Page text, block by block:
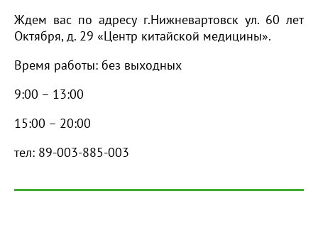
Ждем вас по адресу г.Нижневартовск ул. 60 лет
Октября, д. 29 «Центр китайской медицины».
Время работы: без выходных
9:00 – 13:00
15:00 – 20:00
тел: 89-003-885-003